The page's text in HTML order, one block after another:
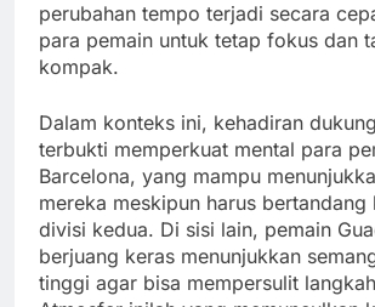
perubahan tempo terjadi secara
para pemain untuk tetap fokus dan
kompak.
Dalam konteks ini, kehadiran
terbukti memperkuat mental para
Barcelona, yang mampu
mereka meskipun harus bertandang
divisi kedua. Di sisi lain, pemain
berjuang keras menunjukkan
tinggi agar bisa mempersulit